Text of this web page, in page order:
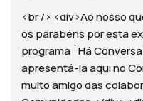
<br /> <div>Ao nosso
os parabéns por esta
programa `Há
apresentá-la aqui no
muito amigo das